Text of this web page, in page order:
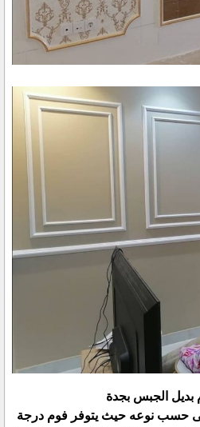
بديل الجبس بجدة
حسب نوعه حيث يتوفر فوم درجة